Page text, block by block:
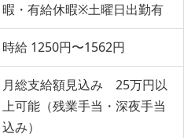
暇・有給休暇※土曜日出勤有
時給 1250円〜1562円
月総支給額見込み 25万円以
上可能（残業手当・深夜手当
込み）